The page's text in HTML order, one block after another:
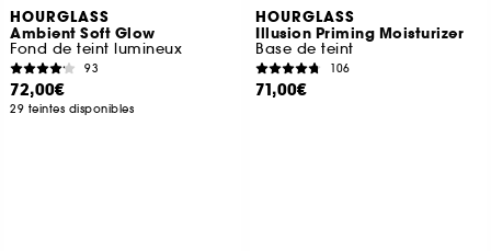
HOURGLASS
Ambient Soft Glow
Fond de teint lumineux
93
72,00€
29 teintes disponibles
HOURGLASS
Illusion Priming Moisturizer
Base de teint
106
71,00€